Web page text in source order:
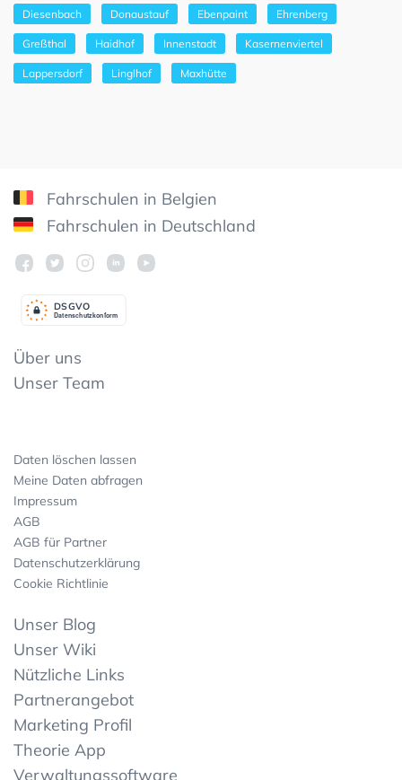
Diesenbach Donaustauf Ebenpaint Ehrenberg
Greßthal Haidhof Innenstadt Kasernenviertel
Lappersdorf Linglhof Maxhütte
Fahrschulen in Belgien
Fahrschulen in Deutschland
Datenschutzkonform
DSGVO
Über uns
Unser Team
Daten löschen lassen
Meine Daten abfragen
Impressum
AGB
AGB für Partner
Datenschutzerklärung
Cookie Richtlinie
Unser Blog
Unser Wiki
Nützliche Links
Partnerangebot
Marketing Profil
Theorie App
Verwaltungssoftware